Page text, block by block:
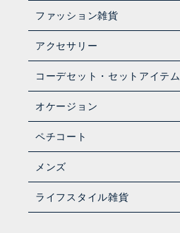
ファッション雑貨
アクセサリー
コーデセット・セットアイテム
オケージョン
ペチコート
メンズ
ライフスタイル雑貨